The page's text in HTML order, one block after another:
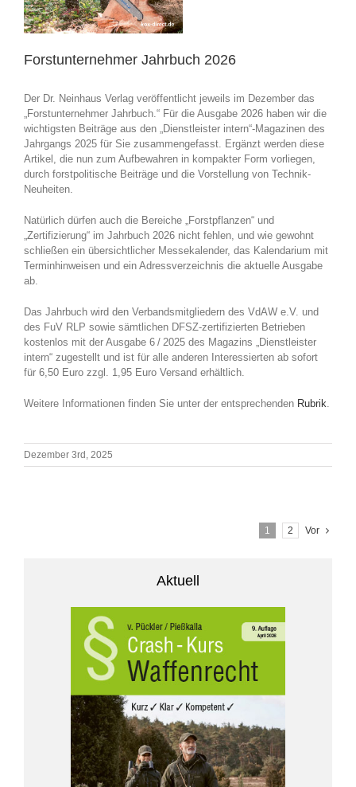
Forstunternehmer Jahrbuch 2026
Der Dr. Neinhaus Verlag veröffentlicht jeweils im Dezember das
„Forstunternehmer Jahrbuch.“ Für die Ausgabe 2026 haben wir die
wichtigsten Beiträge aus den „Dienstleister intern“-Magazinen des
Jahrgangs 2025 für Sie zusammengefasst. Ergänzt werden diese
Artikel, die nun zum Aufbewahren in kompakter Form vorliegen,
durch forstpolitische Beiträge und die Vorstellung von Technik-
Neuheiten.
Natürlich dürfen auch die Bereiche „Forstpflanzen“ und
„Zertifizierung“ im Jahrbuch 2026 nicht fehlen, und wie gewohnt
schließen ein übersichtlicher Messekalender, das Kalendarium mit
Terminhinweisen und ein Adressverzeichnis die aktuelle Ausgabe
ab.
Das Jahrbuch wird den Verbandsmitgliedern des VdAW e.V. und
des FuV RLP sowie sämtlichen DFSZ-zertifizierten Betrieben
kostenlos mit der Ausgabe 6 / 2025 des Magazins „Dienstleister
intern“ zugestellt und ist für alle anderen Interessierten ab sofort
für 6,50 Euro zzgl. 1,95 Euro Versand erhältlich.
Weitere Informationen finden Sie unter der entsprechenden Rubrik
Dezember 3rd, 2025
1 2 Vor
Aktuell